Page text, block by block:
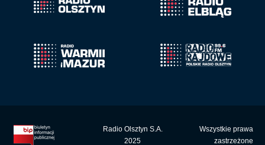
Radio Olsztyn S.A.
2025
Wszystkie prawa
zastrzeżone